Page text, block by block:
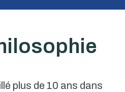
plus de 10 ans dans